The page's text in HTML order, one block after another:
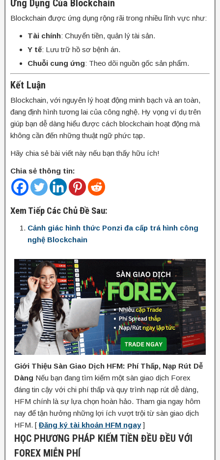
Ứng Dụng Của Blockchain
Blockchain được ứng dụng rộng rãi trong nhiều lĩnh vực như:
Tài chính: Chuyển tiền, quản lý tài sản.
Y tế: Lưu trữ hồ sơ bệnh án.
Chuỗi cung ứng: Theo dõi nguồn gốc sản phẩm.
Kết Luận
Blockchain, với nguyên lý hoạt động minh bạch và an toàn,
đang định hình tương lai của công nghệ. Hy vọng ví dụ trên
giúp bạn dễ dàng hiểu được cách blockchain hoạt động mà
không cần đến những thuật ngữ phức tạp.
Hãy chia sẻ bài viết này nếu bạn thấy hữu ích!
Chia sẻ thông tin:
Xem Tiếp Các Chủ Đề Sau:
Cảnh giác hình thức Ponzi đa cấp trá hình công
nghệ Blockchain
Giới Thiệu Sàn Giao Dịch HFM: Phí Thấp, Nạp Rút Dễ
Dàng Nếu bạn đang tìm kiếm một sàn giao dịch Forex
đáng tin cậy với chi phí thấp và quy trình nạp rút dễ dàng,
HFM chính là sự lựa chọn hoàn hảo. Tham gia ngay hôm
nay để tận hưởng những lợi ích vượt trội từ sàn giao dịch
HFM. [ Đăng ký tài khoản HFM ngay]
HỌC PHƯƠNG PHÁP KIẾM TIỀN ĐỀU ĐỀU VỚI
FOREX MIỄN PHÍ